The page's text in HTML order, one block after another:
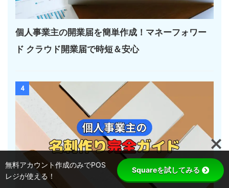
個人事業主の開業届を簡単作成！マネーフォワー
ド クラウド開業届で時短＆安心
4
無料アカウント作成のみでPOS
レジが使える！
Squareを試してみる